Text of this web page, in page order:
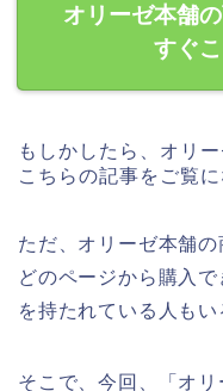
オリーゼ本舗
すぐ
もしかしたら、オリ
こちらの記事をご覧
ただ、オリーゼ本舗
どのページから購入
を持たれている人も
そこで、今回、「オ